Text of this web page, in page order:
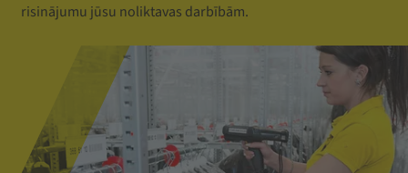
risinājumu jūsu noliktavas darbībām.